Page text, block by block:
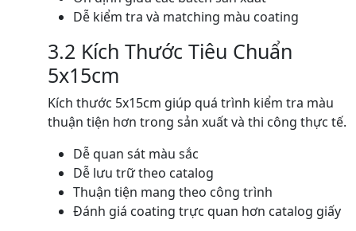
Dễ kiểm tra và matching màu coating
3.2 Kích Thước Tiêu Chuẩn
5x15cm
Kích thước 5x15cm giúp quá trình kiểm tra màu
thuận tiện hơn trong sản xuất và thi công thực tế.
Dễ quan sát màu sắc
Dễ lưu trữ theo catalog
Thuận tiện mang theo công trình
Đánh giá coating trực quan hơn catalog giấy